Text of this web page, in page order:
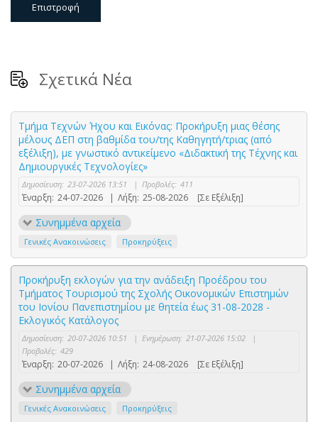
Επιστροφή
Σχετικά Νέα
Τμήμα Τεχνών Ήχου και Εικόνας: Προκήρυξη μιας θέσης
μέλους ΔΕΠ στη βαθμίδα του/της Καθηγητή/τριας (από
εξέλιξη), με γνωστικό αντικείμενο «Διδακτική της Τέχνης και
Δημιουργικές Τεχνολογίες»
Δημοσίευση: 23-07-2026 13:51 | Προβολές: 411
Έναρξη: 24-07-2026 | Λήξη: 25-08-2026 [Σε Εξέλιξη]
Συνημμένα αρχεία
Γενικές Ανακοινώσεις Προκηρύξεις
Προκήρυξη εκλογών για την ανάδειξη Προέδρου του
Τμήματος Τουρισμού της Σχολής Οικονομικών Επιστημών
του Ιονίου Πανεπιστημίου με θητεία έως 31-08-2028 -
Εκλογικός Κατάλογος
Δημοσίευση: 20-07-2026 10:51 | Ενημέρωση: 21-07-2026 15:02
|
Προβολές: 429
Έναρξη: 20-07-2026 | Λήξη: 24-08-2026 [Σε Εξέλιξη]
Συνημμένα αρχεία
Γενικές Ανακοινώσεις Προκηρύξεις